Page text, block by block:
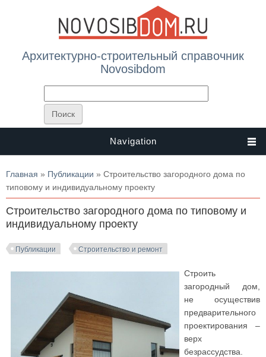
Архитектурно-строительный справочник
Novosibdom
Navigation
Вы здесь
Главная » Публикации » Строительство загородного дома по
типовому и индивидуальному проекту
Строительство загородного дома по типовому и
индивидуальному проекту
Публикации Строительство и ремонт
Строить
загородный дом,
не осуществив
предварительного
проектирования –
верх
безрассудства.